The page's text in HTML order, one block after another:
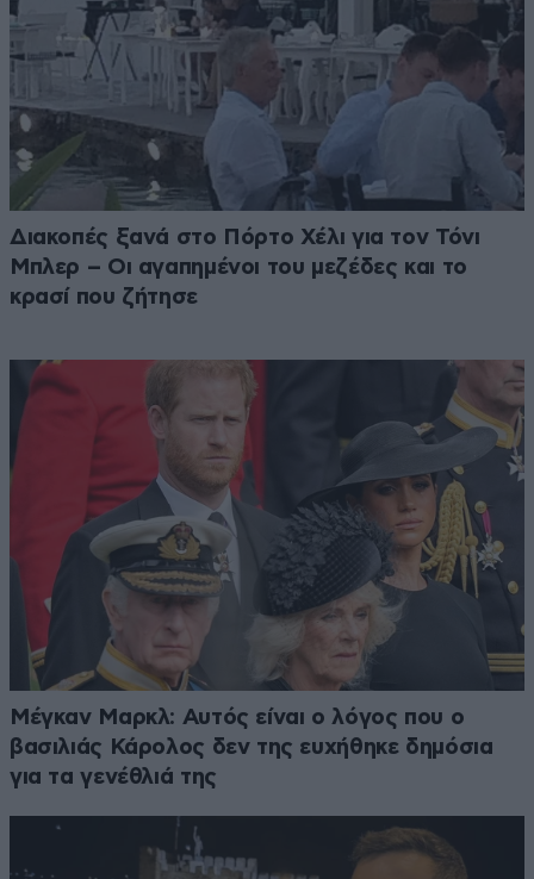
Διακοπές ξανά στο Πόρτο Χέλι για τον Τόνι
Μπλερ – Οι αγαπημένοι του μεζέδες και το
κρασί που ζήτησε
Μέγκαν Μαρκλ: Αυτός είναι ο λόγος που ο
βασιλιάς Κάρολος δεν της ευχήθηκε δημόσια
για τα γενέθλιά της